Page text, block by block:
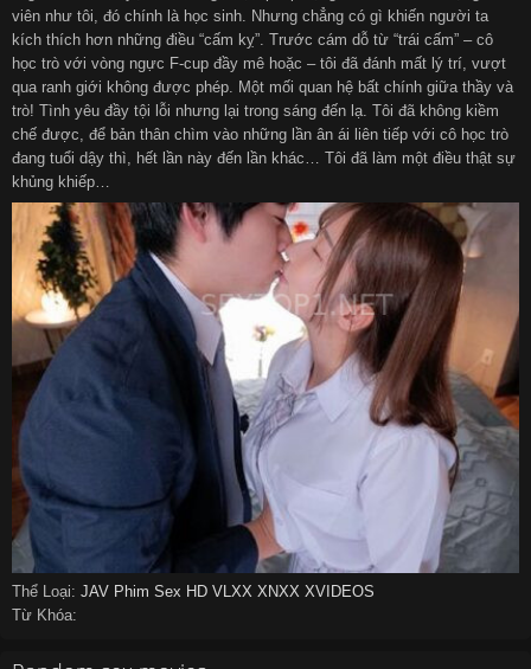
viên như tôi, đó chính là học sinh. Nhưng chẳng có gì khiến người ta
kích thích hơn những điều “cấm kỵ”. Trước cám dỗ từ “trái cấm” – cô
học trò với vòng ngực F-cup đầy mê hoặc – tôi đã đánh mất lý trí, vượt
qua ranh giới không được phép. Một mối quan hệ bất chính giữa thầy và
trò! Tình yêu đầy tội lỗi nhưng lại trong sáng đến lạ. Tôi đã không kiềm
chế được, để bản thân chìm vào những lần ân ái liên tiếp với cô học trò
đang tuổi dậy thì, hết lần này đến lần khác… Tôi đã làm một điều thật sự
khủng khiếp…
Thể Loại: JAV Phim Sex HD VLXX XNXX XVIDEOS
Từ Khóa: